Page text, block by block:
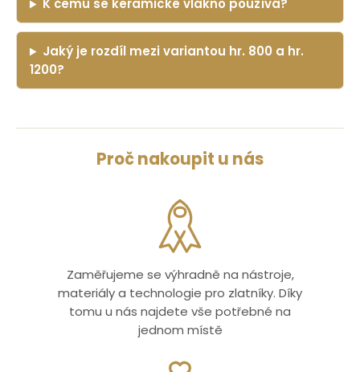
K čemu se keramické vlákno používá?
Jaký je rozdíl mezi variantou hr. 800 a hr.
1200?
Proč nakoupit u nás
Zaměřujeme se výhradně na nástroje,
materiály a technologie pro zlatníky. Díky
tomu u nás najdete vše potřebné na
jednom místě